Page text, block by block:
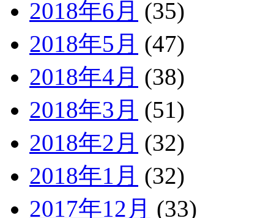
2018年6月 (35)
2018年5月 (47)
2018年4月 (38)
2018年3月 (51)
2018年2月 (32)
2018年1月 (32)
2017年12月 (33)